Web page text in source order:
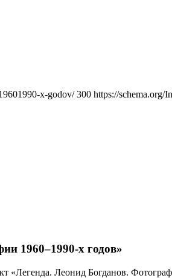
x-godov/ 300 https://schema.org/
1960–1990-х годов»
Леонид Богданов.